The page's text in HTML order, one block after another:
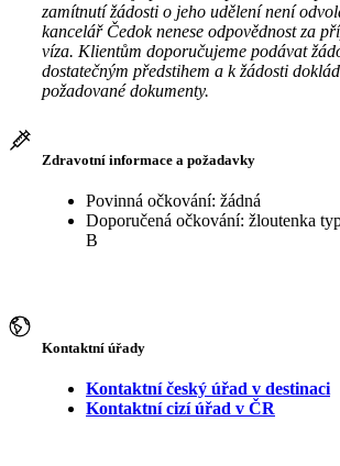
zamítnutí žádosti o jeho udělení není
kancelář Čedok nenese odpovědnost za
víza. Klientům doporučujeme podávat
dostatečným předstihem a k žádosti
požadované dokumenty.
Zdravotní informace a požadavky
Povinná očkování: žádná
Doporučená očkování: žloutenka
B
Kontaktní úřady
Kontaktní český úřad v destinaci
Kontaktní cizí úřad v ČR